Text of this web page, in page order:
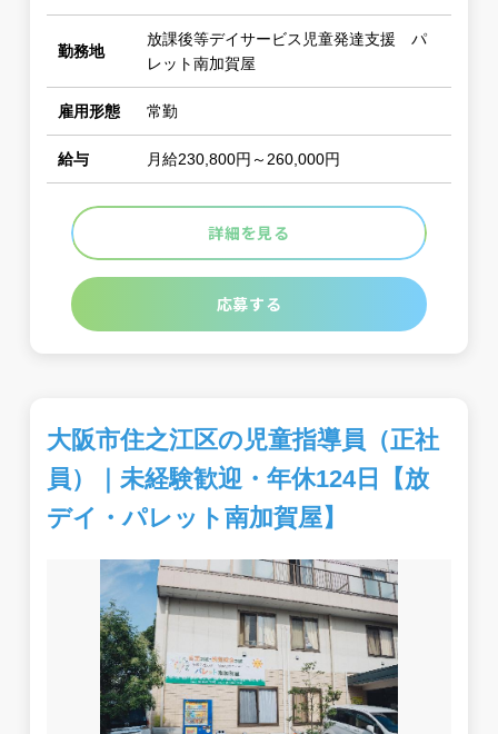
勤務地
放課後等デイサービス児童発達支援 パ
レット南加賀屋
雇用形態 常勤
給与 月給230,800円～260,000円
詳細を見る
応募する
大阪市住之江区の児童指導員（正社
員）｜未経験歓迎・年休124日【放
デイ・パレット南加賀屋】